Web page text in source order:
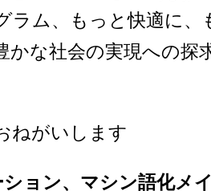
ラム、もっと快適に、
かな社会の実現への探
ねがいします
ョン、マシン語化メ